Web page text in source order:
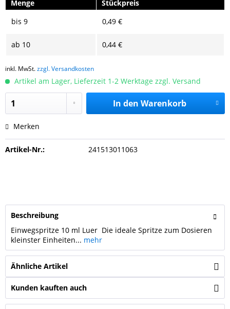
Menge
Stückpreis
bis 9 0,49 €
ab 10 0,44 €
inkl. MwSt.zzgl. Versandkosten
Artikel am Lager, Lieferzeit 1-2 Werktage zzgl. Versand
In den Warenkorb
Merken
Artikel-Nr.: 241513011063
Beschreibung
Einwegspritze 10 ml Luer Die ideale Spritze zum Dosieren
kleinster Einheiten... mehr
Ähnliche Artikel
Kunden kauften auch